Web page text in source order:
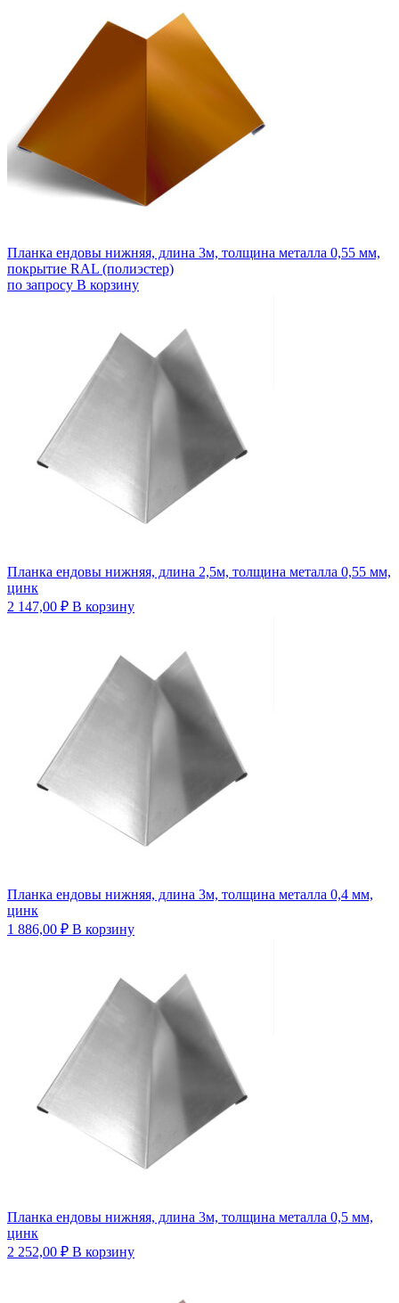
Планка ендовы нижняя, длина 3м, толщина металла 0,55 мм,
покрытие RAL (полиэстер)
по запросу В корзину
Планка ендовы нижняя, длина 2,5м, толщина металла 0,55 мм,
цинк
2 147,00 ₽ В корзину
Планка ендовы нижняя, длина 3м, толщина металла 0,4 мм,
цинк
1 886,00 ₽ В корзину
Планка ендовы нижняя, длина 3м, толщина металла 0,5 мм,
цинк
2 252,00 ₽ В корзину